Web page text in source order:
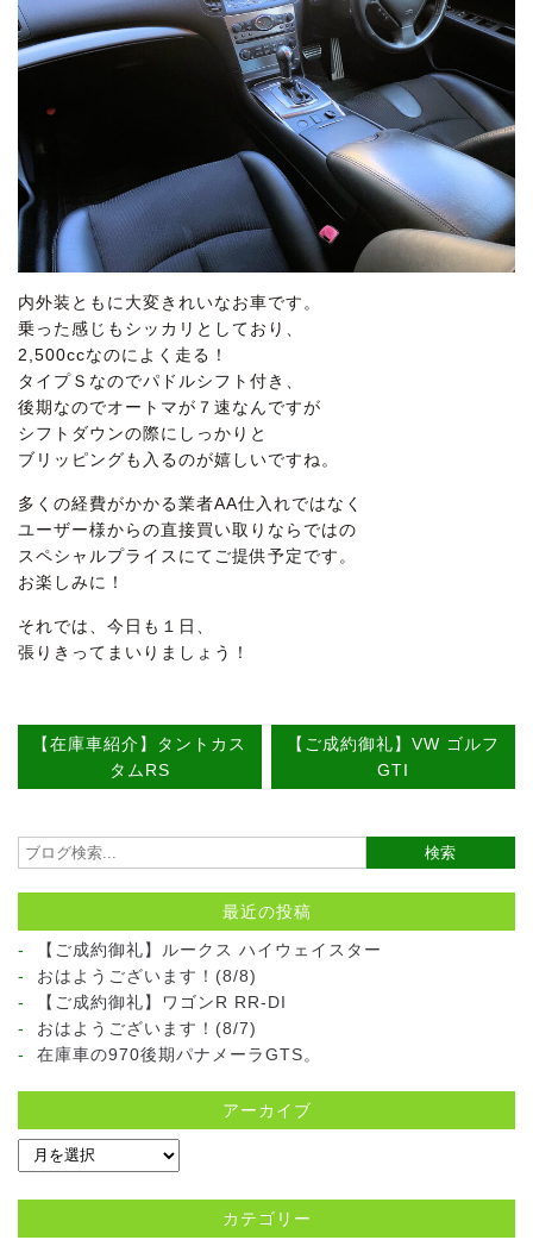
内外装ともに大変きれいなお車です。
乗った感じもシッカリとしており、
2,500ccなのによく走る！
タイプＳなのでパドルシフト付き、
後期なのでオートマが７速なんですが
シフトダウンの際にしっかりと
ブリッピングも入るのが嬉しいですね。
多くの経費がかかる業者AA仕入れではなく
ユーザー様からの直接買い取りならではの
スペシャルプライスにてご提供予定です。
お楽しみに！
それでは、今日も１日、
張りきってまいりましょう！
【在庫車紹介】タントカス
タムRS
【ご成約御礼】VW ゴルフ
GTI
最近の投稿
【ご成約御礼】ルークス ハイウェイスター
おはようございます！(8/8)
【ご成約御礼】ワゴンR RR-DI
おはようございます！(8/7)
在庫車の970後期パナメーラGTS。
アーカイブ
カテゴリー